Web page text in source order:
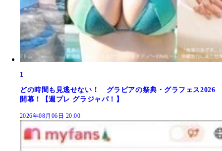
1
どの時間も見逃せない！ グラビアの祭典・グラフェス2026
開幕！【週プレ グラジャパ！】
2026年08月06日 20:00